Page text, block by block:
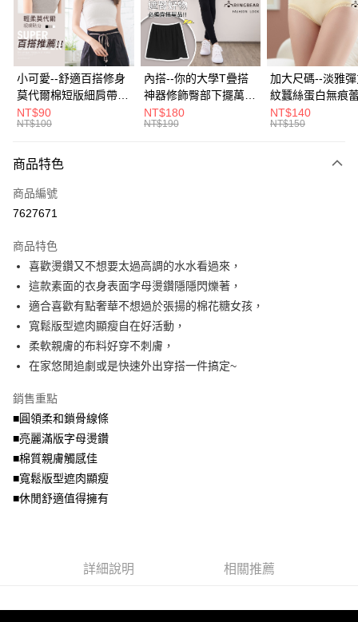
Apple Pay
街口支付
悠遊付
Google Pay
全盈+PAY
大哥付你分期
【大哥付你分期使用說明】
1.本服務由台灣大哥大提供，台灣大哥大用戶可立即使用無須另外申請。
流程，驗證手機門號後，選擇欲分期的期數、繳款截止日，確認付款後即完
成交易。
3.實際核准額度、可分期數及費用金額請依後續交易確認頁面所載為準。
4.訂單成立30分鐘內，如未前往確認交易或遇審核未通過，訂單將自動取
法說明評估內容。
【繳款方式說明】
1.分期款項不併入電信帳單，「大哥付你分期」於每月結算日後寄送繳費提
醒簡訊。
2.透過簡訊連結打開帳單後，可選擇「超商條碼／台灣大直營門市／銀行轉
【注意事項】
1.本服務係由「台灣大哥大股份有限公司」（以下簡稱本公司）所提供，讓
用戶於交易時，得透過本服務購買商品或服務，並由商店將買賣／分期付款
買賣價金債權讓與本公司後，依約使用本公司帳單繳交帳款。
資料（包含姓名、電話或地址）提供予台灣大哥大進項蒐集、處理及利用，
由本公司與您本人進行分期帳單所需資料之確認、核對及更正。
AFTEE先享後付
【關於「AFTEE先享後付」】
AFTEE先享後付是「在收到商品之後才付款」的支付方式。 讓您購物簡單
便利好安心！
１．簡單：不需註冊會員、不需綁卡、不需儲值。
２．便利：只要手機號碼，簡訊認證，即可結帳。
３．安心：先確認商品／服務後，再付款。
【「AFTEE先享後付」結帳流程】
１．於結帳方式選擇「AFTEE先享後付」後，將跳轉至「AFTEE先享後付」
３．收到繳費通知簡訊後14天內，點擊此簡訊中的連結，可透過四大超商／
ATM／網路銀行／等多元方式進行付款，方視為交易完成。
※ 請注意：結帳手續完成當下不需立刻繳費，但若您需要取消訂單，請聯絡
購買商品的店家。未經商家同意取消之訂單仍視為有效，需透過AFTEE先享
後付繳納相關費用。
※ 交易是否成功請以「AFTEE先享後付 」之結帳頁面顯示為準，若有關於
是否繳費成功／繳費後需取消欲退款等相關疑問，請聯繫「AFTEE先享後付
客戶支援中心」https://netprotections.freshdesk.com/support/home
易，需依本服務之必要範圍內提供個人資料，並將交易相關給付款項請求債
權轉讓予恩沛科技股份有限公司。
ATM付款
全家取貨付款
每筆NT$70，滿NT$699(含以上)免運費
付款後全家取貨
每筆NT$70，滿NT$699(含以上)免運費
7-11取貨付款
每筆NT$70，滿NT$799(含以上)免運費
付款後7-11取貨
每筆NT$70，滿NT$699(含以上)免運費
小可愛--舒適百搭修身
莫代爾棉短版細肩帶素
色背心(白.黑.灰L-2L)-
U582眼圈熊中大尺碼
NT$90
NT$100
內搭--你的大學T疊搭
神器修飾臀部下擺萬用
內搭裙/遮臀裙(黑2L-
6L)-Q155眼圈熊中大
NT$180
NT$190
加大尺碼--淡雅
紋蠶絲蛋白無痕
角內褲(白.粉.藍.
3L)-L28眼圈熊中
NT$140
NT$150
商品特色
商品編號
7627671
商品特色
喜歡燙鑽又不想要太過高調的水水看過來，
這款素面的衣身表面字母燙鑽隱隱閃爍著，
適合喜歡有點奢華不想過於張揚的棉花糖女孩，
寬鬆版型遮肉顯瘦自在好活動，
柔軟親膚的布料好穿不刺膚，
在家悠閒追劇或是快速外出穿搭一件搞定~
銷售重點
■圓領柔和鎖骨線條
■亮麗滿版字母燙鑽
■棉質親膚觸感佳
■寬鬆版型遮肉顯瘦
■休閒舒適值得擁有
詳細說明 相關推薦